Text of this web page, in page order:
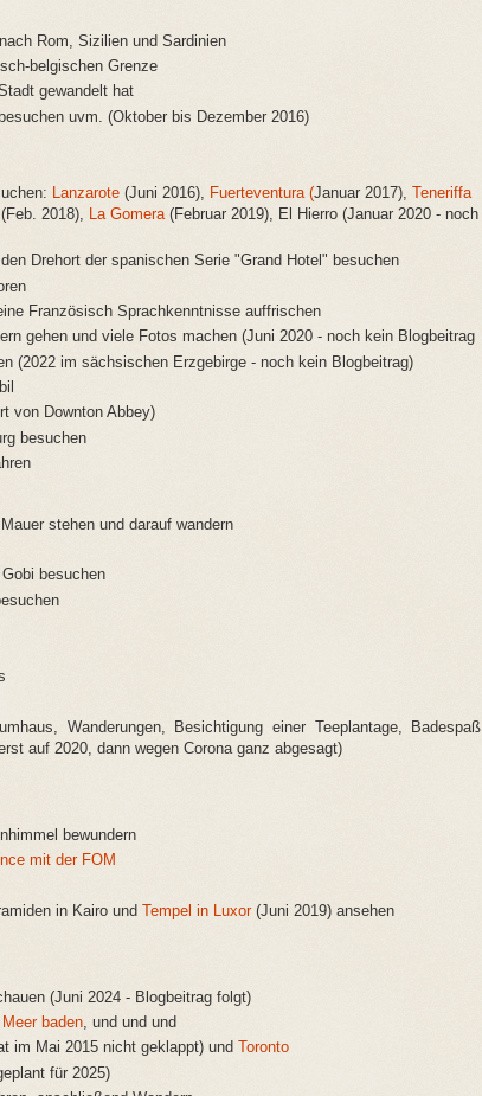
Rom, Sizilien und Sardinien
belgischen Grenze
gewandelt hat
uvm. (Oktober bis Dezember 2016)
Lanzarote (Juni 2016), Fuerteventura (Januar 2017), Teneriffa
2018), La Gomera(Februar 2019), El Hierro (Januar 2020 - noch
Drehort der spanischen Serie "Grand Hotel" besuchen
Französisch Sprachkenntnisse auffrischen
gehen und viele Fotos machen (Juni 2020 - noch kein Blogbeitrag
(2022 im sächsischen Erzgebirge - noch kein Blogbeitrag)
von Downton Abbey)
besuchen
stehen und darauf wandern
besuchen
Wanderungen, Besichtigung einer Teeplantage, Badespaß
auf 2020, dann wegen Corona ganz abgesagt)
bewundern
mit der FOM
in Kairo und Tempel in Luxor(Juni 2019) ansehen
(Juni 2024 - Blogbeitrag folgt)
baden, und und und
im Mai 2015 nicht geklappt) und Toronto
für 2025)